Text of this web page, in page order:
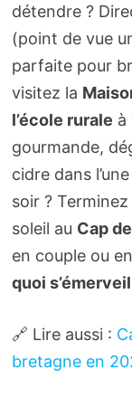
détendre ?
(point de vue
parfaite pour
visitez la
l’école rurale à
gourmande,
cidre dans
soir ?
soleil au Cap
en couple ou
quoi
🔗 Lire aussi :
bretagne en